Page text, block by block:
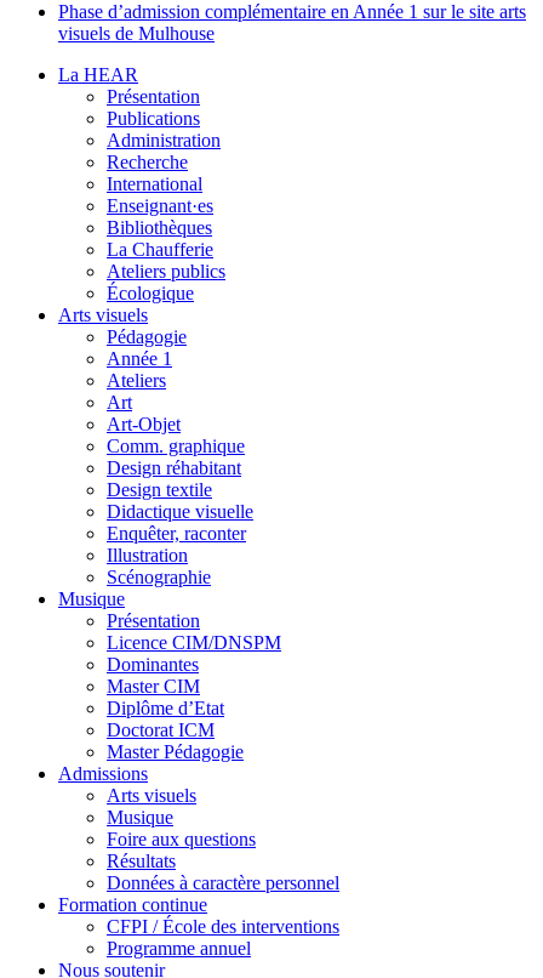
Phase d’admission complémentaire en Année 1 sur le site arts
visuels de Mulhouse
La HEAR
Présentation
Publications
Administration
Recherche
International
Enseignant·es
Bibliothèques
La Chaufferie
Ateliers publics
Écologique
Arts visuels
Pédagogie
Année 1
Ateliers
Art
Art-Objet
Comm. graphique
Design réhabitant
Design textile
Didactique visuelle
Enquêter, raconter
Illustration
Scénographie
Musique
Présentation
Licence CIM/DNSPM
Dominantes
Master CIM
Diplôme d’Etat
Doctorat ICM
Master Pédagogie
Admissions
Arts visuels
Musique
Foire aux questions
Résultats
Données à caractère personnel
Formation continue
CFPI / École des interventions
Programme annuel
Nous soutenir